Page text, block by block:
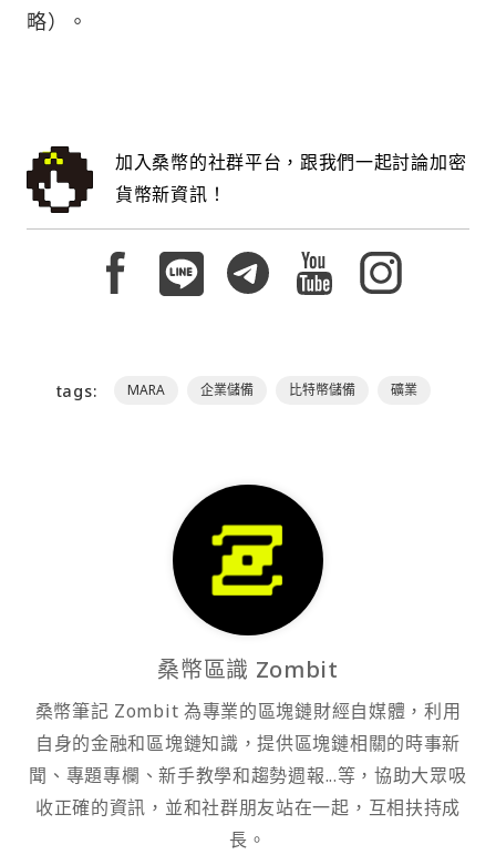
略）。
加入桑幣的社群平台，跟我們一起討論加密
貨幣新資訊！
tags: MARA 企業儲備 比特幣儲備 礦業
桑幣區識 Zombit
桑幣筆記 Zombit 為專業的區塊鏈財經自媒體，利用
自身的金融和區塊鏈知識，提供區塊鏈相關的時事新
聞、專題專欄、新手教學和趨勢週報...等，協助大眾吸
收正確的資訊，並和社群朋友站在一起，互相扶持成
長。